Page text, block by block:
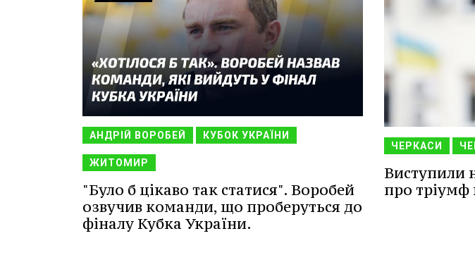
АНДРІЙ ВОРОБЕЙ КУБОК УКРАЇНИ
ЖИТОМИР
"Було б цікаво так статися". Воробей
озвучив команди, що проберуться до
фіналу Кубка України.
ЧЕРКАСИ
Виступили
про